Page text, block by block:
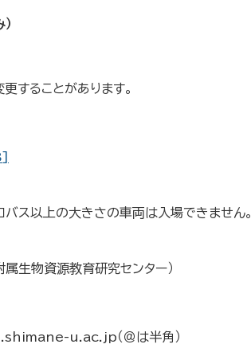
することがあります。
ス以上の大きさの車両は入場できません。
属生物資源教育研究センター）
u.ac.jp（＠は半角）